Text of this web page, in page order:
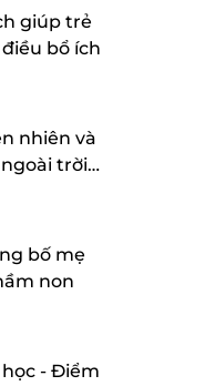
giúp trẻ
bổ ích
nhiên và
trời
bố mẹ
non
- Điểm